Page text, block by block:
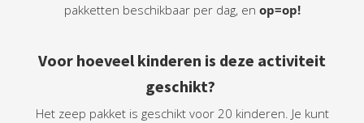
pakketten beschikbaar per dag, en op=op!
Voor hoeveel kinderen is deze activiteit
geschikt?
Het zeep pakket is geschikt voor 20 kinderen. Je kunt